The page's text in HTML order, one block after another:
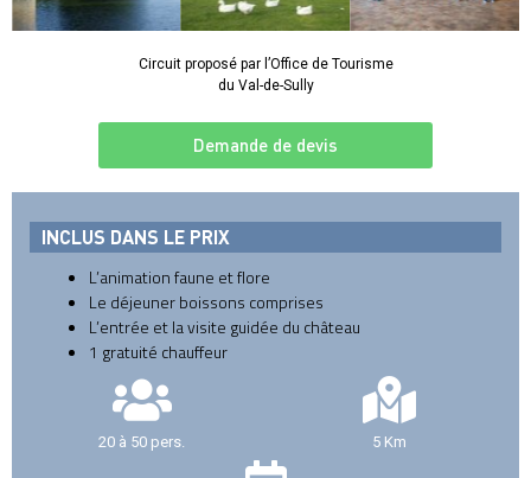
Circuit proposé par l’Office de Tourisme
du Val-de-Sully
Demande de devis
INCLUS DANS LE PRIX
L’animation faune et flore
Le déjeuner boissons comprises
L’entrée et la visite guidée du château
1 gratuité chauffeur
20 à 50 pers. 5 Km